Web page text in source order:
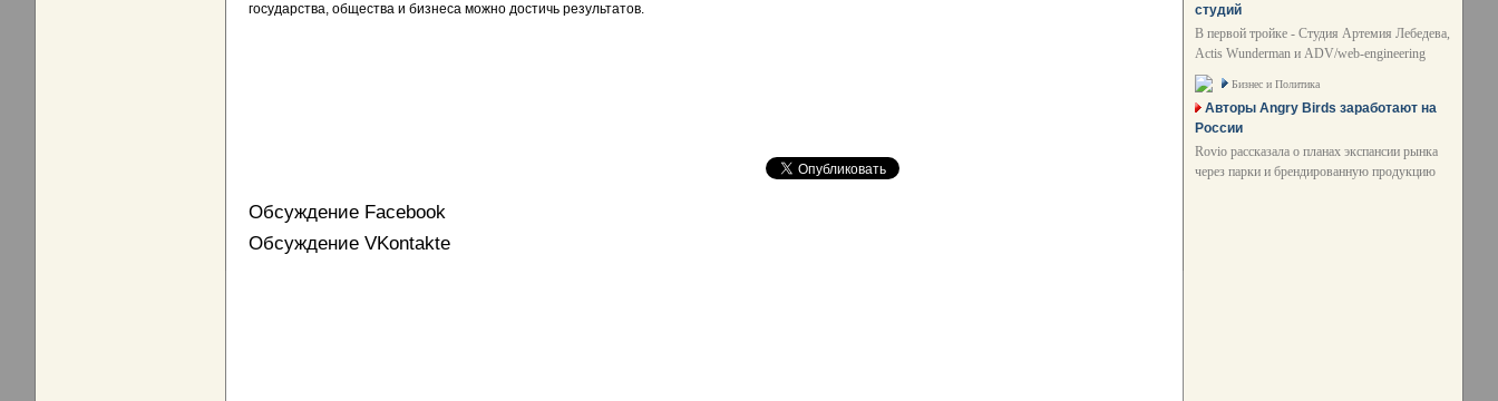
государства, общества и бизнеса можно достичь результатов.
Обсуждение Facebook
Обсуждение VKontakte
студий
В первой тройке - Студия Артемия Лебедева,
Actis Wunderman и ADV/web-engineering
Бизнес и Политика
Авторы Angry Birds заработают на
России
Rovio рассказала о планах экспансии рынка
через парки и брендированную продукцию